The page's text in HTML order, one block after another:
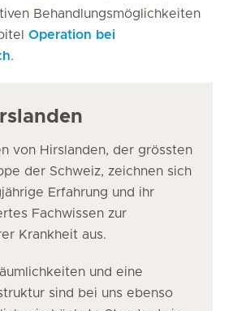
Behandlungsmöglichkeiten
Operation bei
.
von Hirslanden, der grössten
der Schweiz, zeichnen sich
Erfahrung und ihr
Fachwissen zur
Krankheit aus.
und eine
sind bei uns ebenso